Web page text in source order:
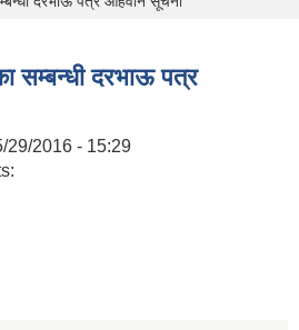
सम्बन्धी दरभाऊ पत्र
29/2016 - 15:29